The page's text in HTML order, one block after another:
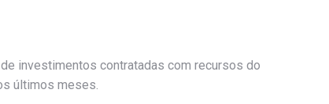
investimentos contratadas com recursos do
últimos meses.